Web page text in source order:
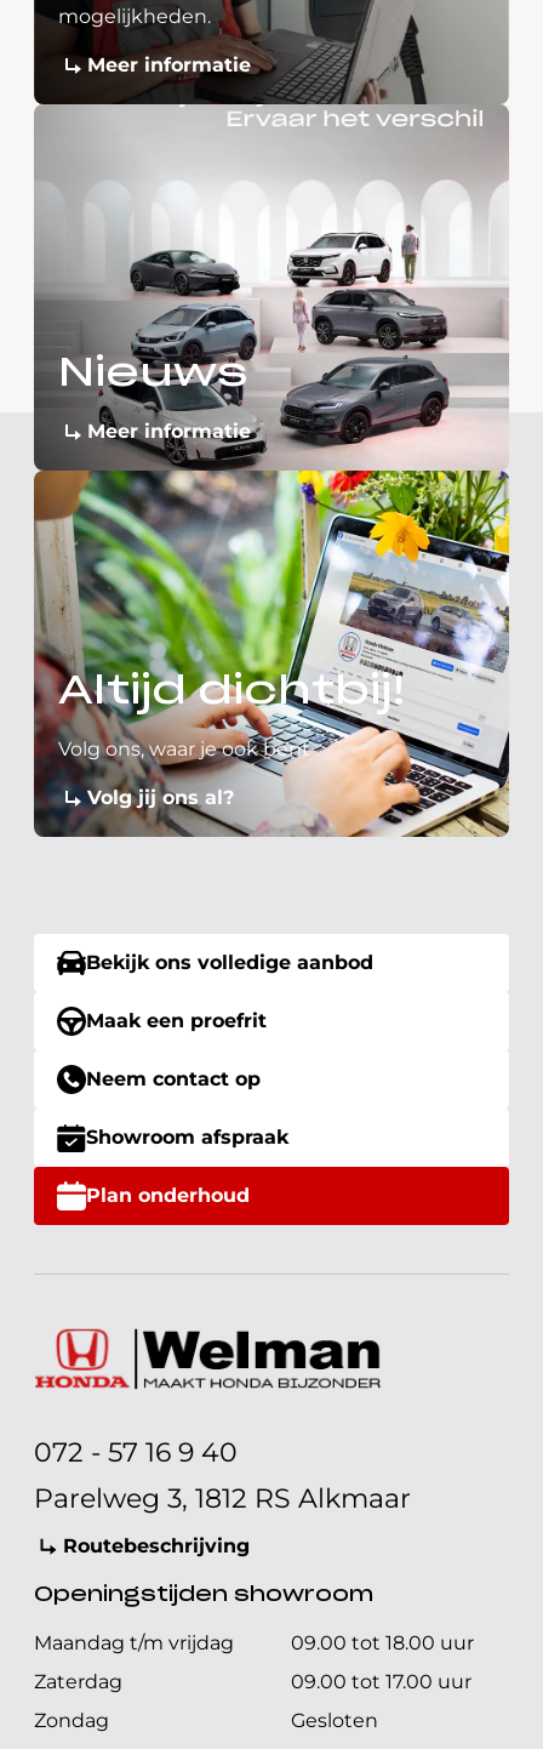
mogelijkheden.
Meer informatie
Nieuws
Meer informatie
Altijd dichtbij!
Volg ons, waar je ook bent
Volg jij ons al?
Bekijk ons volledige aanbod
Maak een proefrit
Neem contact op
Showroom afspraak
Plan onderhoud
072 - 57 16 9 40
Parelweg 3, 1812 RS Alkmaar
Routebeschrijving
Openingstijden showroom
Maandag t/m vrijdag
09.00 tot 18.00 uur
Zaterdag
09.00 tot 17.00 uur
Zondag
Gesloten